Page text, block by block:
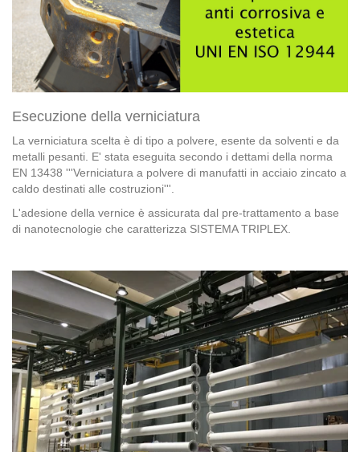
Esecuzione della verniciatura
La verniciatura scelta è di tipo a polvere, esente da solventi e da
metalli pesanti. E' stata eseguita secondo i dettami della norma
EN 13438 '''Verniciatura a polvere di manufatti in acciaio zincato a
caldo destinati alle costruzioni'''.
L'adesione della vernice è assicurata dal pre-trattamento a base
di nanotecnologie che caratterizza SISTEMA TRIPLEX.